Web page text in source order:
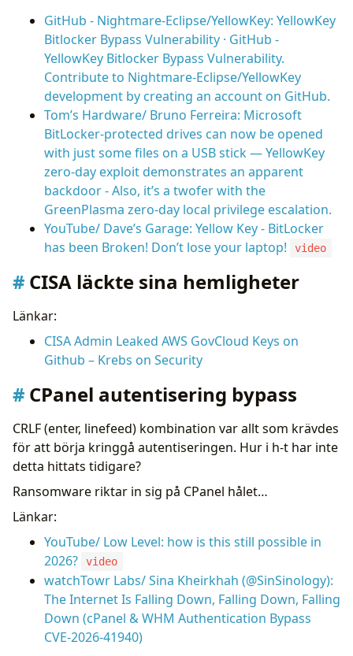
GitHub - Nightmare-Eclipse/YellowKey: YellowKey
Bitlocker Bypass Vulnerability · GitHub -
YellowKey Bitlocker Bypass Vulnerability.
Contribute to Nightmare-Eclipse/YellowKey
development by creating an account on GitHub.
Tom’s Hardware/ Bruno Ferreira: Microsoft
BitLocker-protected drives can now be opened
with just some files on a USB stick — YellowKey
zero-day exploit demonstrates an apparent
backdoor - Also, it’s a twofer with the
GreenPlasma zero-day local privilege escalation.
YouTube/ Dave’s Garage: Yellow Key - BitLocker
has been Broken! Don’t lose your laptop!
video
CISA läckte sina hemligheter
Länkar:
CISA Admin Leaked AWS GovCloud Keys on
Github – Krebs on Security
CPanel autentisering bypass
CRLF (enter, linefeed) kombination var allt som krävdes
för att börja kringgå autentiseringen. Hur i h-t har inte
detta hittats tidigare?
Ransomware riktar in sig på CPanel hålet…
Länkar:
YouTube/ Low Level: how is this still possible in
2026?
video
watchTowr Labs/ Sina Kheirkhah (@SinSinology):
The Internet Is Falling Down, Falling Down, Falling
Down (cPanel & WHM Authentication Bypass
CVE-2026-41940)